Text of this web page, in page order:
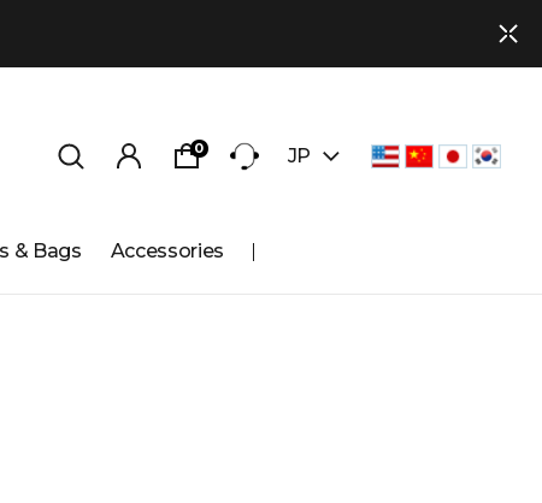
0 JP
& Bags Accessories